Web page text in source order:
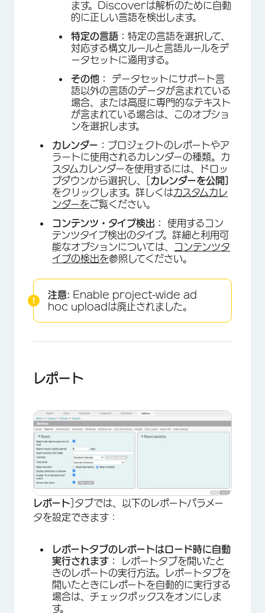
×
ます。Discoverは解析のために自動
的に正しい言語を検出します。
特定の言語： 特定の言語を選択して、
対応する構文ルールと言語ルールをデ
ータセットに適用する。
その他： データセットにサポート言
語以外の言語のデータが含まれている
場合、または高度に専門的なテキスト
が含まれている場合は、このオプショ
ンを選択します。
カレンダー： プロジェクトのレポートやア
ラートに使用されるカレンダーの種類。カ
スタムカレンダーを使用するには、ドロッ
プダウンから選択し、[ カレンダーを公開]
をクリックします。詳しくはカスタムカレ
ンダーをご覧ください。
コンテンツ・タイプ検出： 使用するコン
テンツタイプ検出のタイプ。詳細と利用可
能なオプションについては、
コンテンツタ
イプの検出を参照してください。
注意: Enable project-wide ad
hoc uploadは廃止されました。
レポート
レポート ]タブでは、以下のレポートパラメー
タを設定できます：
レポートタブのレポートはロード時に自動
実行されます：
レポートタブを開いたと
きのレポートの実行方法。レポートタブを
開いたときにレポートを自動的に実行する
場合は、チェックボックスをオンにしま
す。